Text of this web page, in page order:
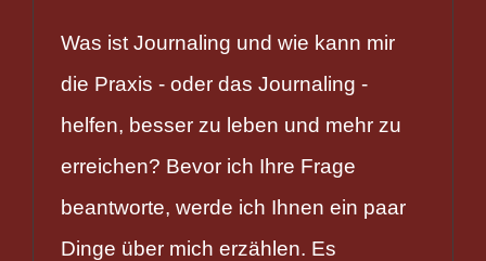
Was ist Journaling und wie kann mir
die Praxis - oder das Journaling -
helfen, besser zu leben und mehr zu
erreichen? Bevor ich Ihre Frage
beantworte, werde ich Ihnen ein paar
Dinge über mich erzählen. Es